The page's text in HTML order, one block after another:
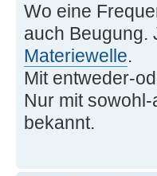
Wo eine
auch Beugung.
Materiewelle.
Mit entweder-
Nur mit
bekannt.